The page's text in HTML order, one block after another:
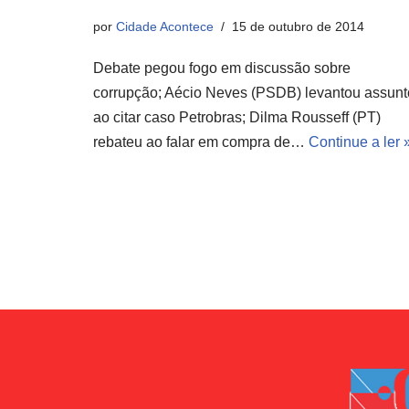
por Cidade Acontece 15 de outubro de 2014
Debate pegou fogo em discussão sobre
corrupção; Aécio Neves (PSDB) levantou
ao citar caso Petrobras; Dilma Rousseff (PT)
rebateu ao falar em compra de… Continue a ler